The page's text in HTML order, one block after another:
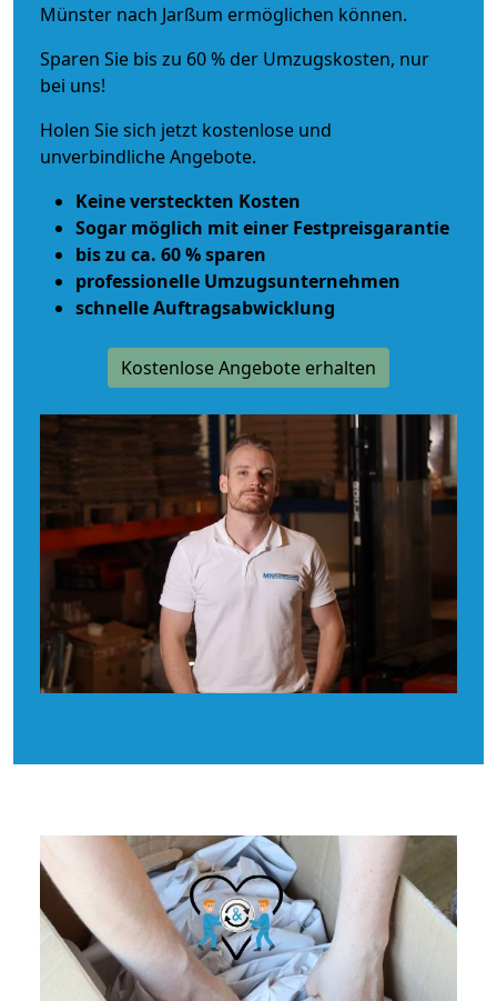
Münster nach Jarßum ermöglichen können.
Sparen Sie bis zu 60 % der Umzugskosten, nur
bei uns!
Holen Sie sich jetzt kostenlose und
unverbindliche Angebote.
Keine versteckten Kosten
Sogar möglich mit einer Festpreisgarantie
bis zu ca. 60 % sparen
professionelle Umzugsunternehmen
schnelle Auftragsabwicklung
Kostenlose Angebote erhalten